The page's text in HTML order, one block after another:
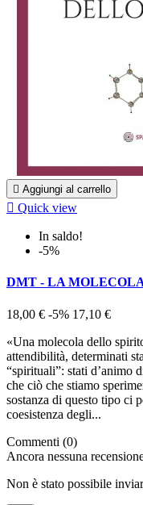
 Aggiungi al carrello
 Quick view
In saldo!
-5%
DMT - LA
18,00 € -5% 17,10 €
«Una molecola dello
attendibilità, determinati
“spirituali”: stati d’animo
che ciò che stiamo
sostanza di questo tipo ci
coesistenza degli...
Commenti (0)
Ancora nessuna
Non è stato possibile